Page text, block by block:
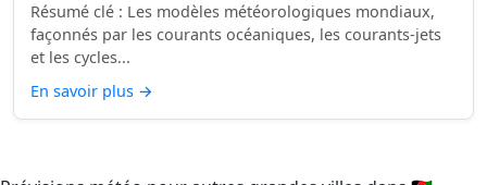
Résumé clé : Les modèles météorologiques mondiaux,
façonnés par les courants océaniques, les courants-jets
et les cycles...
En savoir plus →